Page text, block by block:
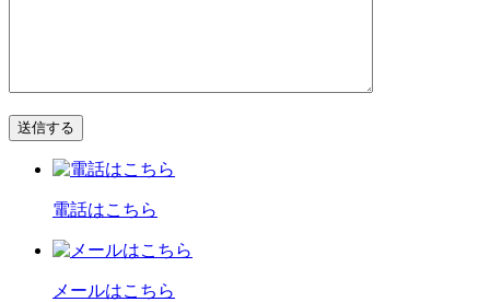
電話はこちら
メールはこちら